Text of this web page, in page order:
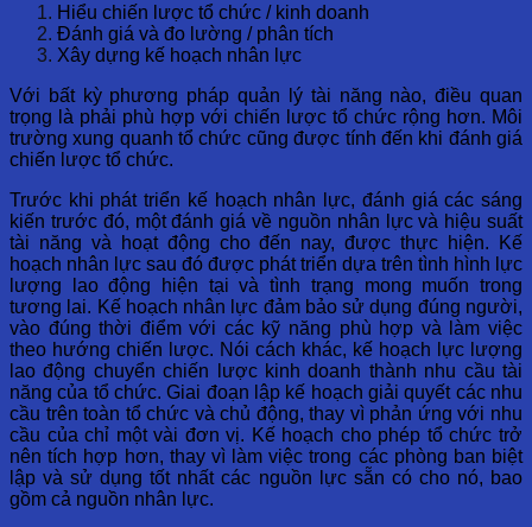
Hiểu chiến lược tổ chức / kinh doanh
Đánh giá và đo lường / phân tích
Xây dựng kế hoạch nhân lực
Với bất kỳ phương pháp quản lý tài năng nào, điều quan
trọng là phải phù hợp với chiến lược tổ chức rộng hơn. Môi
trường xung quanh tổ chức cũng được tính đến khi đánh giá
chiến lược tổ chức.
Trước khi phát triển kế hoạch nhân lực, đánh giá các sáng
kiến ​​trước đó, một đánh giá về nguồn nhân lực và hiệu suất
tài năng và hoạt động cho đến nay, được thực hiện. Kế
hoạch nhân lực sau đó được phát triển dựa trên tình hình lực
lượng lao động hiện tại và tình trạng mong muốn trong
tương lai. Kế hoạch nhân lực đảm bảo sử dụng đúng người,
vào đúng thời điểm với các kỹ năng phù hợp và làm việc
theo hướng chiến lược. Nói cách khác, kế hoạch lực lượng
lao động chuyển chiến lược kinh doanh thành nhu cầu tài
năng của tổ chức. Giai đoạn lập kế hoạch giải quyết các nhu
cầu trên toàn tổ chức và chủ động, thay vì phản ứng với nhu
cầu của chỉ một vài đơn vị. Kế hoạch cho phép tổ chức trở
nên tích hợp hơn, thay vì làm việc trong các phòng ban biệt
lập và sử dụng tốt nhất các nguồn lực sẵn có cho nó, bao
gồm cả nguồn nhân lực.